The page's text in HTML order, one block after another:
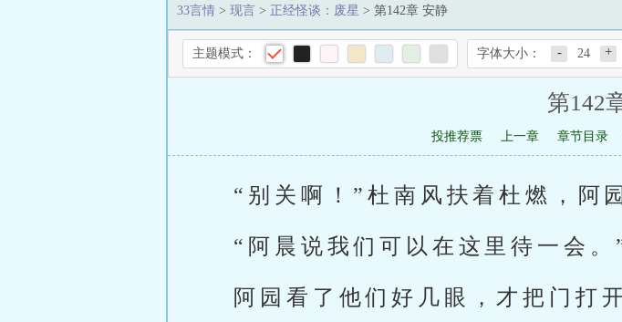
33言情 > 现言 > 正经怪谈：废星 > 第142章 安静
主题模式： 字体大小： - 24 +
第142
投推荐票 上一章 章节目录
“别关啊！”杜南风扶着杜燃，阿
“阿晨说我们可以在这里待一会。
阿园看了他们好几眼，才把门打